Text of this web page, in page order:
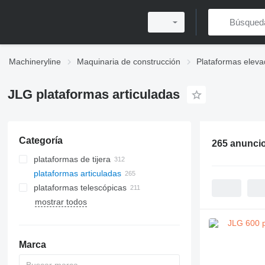
Machineryline Maquinaria de construcción Plataformas
JLG plataformas articuladas
Categoría
plataformas de tijera
plataformas articuladas
plataformas telescópicas
mostrar todos
Marca
265